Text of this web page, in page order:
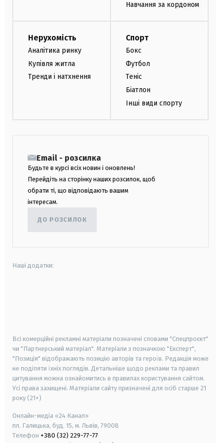
Навчання за кордоном
Нерухомість
Аналітика ринку
Купівля житла
Тренди і натхнення
Спорт
Бокс
Футбол
Теніс
Біатлон
Інші види спорту
Email - розсилка
Будьте в курсі всіх новин і оновлень!
Перейдіть на сторінку наших розсилок, щоб
обрати ті, що відповідають вашим
інтересам.
ДО РОЗСИЛОК
Наші додатки:
Всі комерційні рекламні матеріали позначені словами "Спецпроєкт"
чи "Партнерський матеріал". Матеріали з позначкою "Експерт",
"Позиція" відображають позицію авторів та героїв. Редакція може
не поділяти їхніх поглядів. Детальніше щодо реклами та правил
цитування можна ознайомитись в правилах користування сайтом.
Усі права захищені. Матеріали сайту призначені для осіб старше 21
року (21+)
Онлайн-медіа «24 Канал»
пл. Галицька, буд. 15, м. Львів, 79008
Телефон +380 (32) 229-77-77